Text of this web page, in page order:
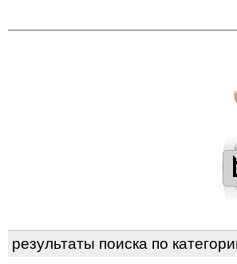
———————————
результаты поиска по